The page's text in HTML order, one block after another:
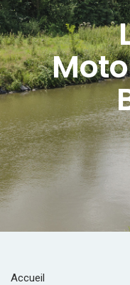
Accueil